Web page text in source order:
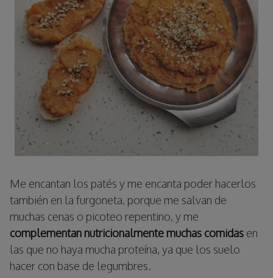
Me encantan los patés y me encanta poder hacerlos
también en la furgoneta, porque me salvan de
muchas cenas o picoteo repentino, y me
complementan nutricionalmente muchas comidas en
las que no haya mucha proteína, ya que los suelo
hacer con base de legumbres.